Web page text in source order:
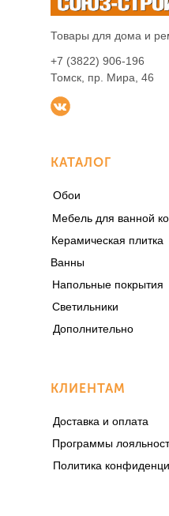
КАТАЛОГ
КЛИЕНТАМ
Товары для дома и
Обои
Мебель для ванной
Доставка и оплата
Программы
Политика
+7 (3822) 906-196
Томск, пр. Мира, 46
Напольные покрытия
Светильники
Дополнительно
Керамическая плитка
Ванны